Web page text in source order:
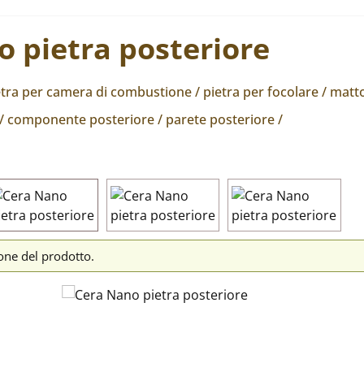
pietra posteriore
per camera di combustione / pietra per focolare /
posteriore / parete posteriore /
del prodotto.